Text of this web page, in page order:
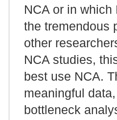
NCA or in
the tremendous
other
NCA studies,
best use NCA.
meaningful
bottleneck